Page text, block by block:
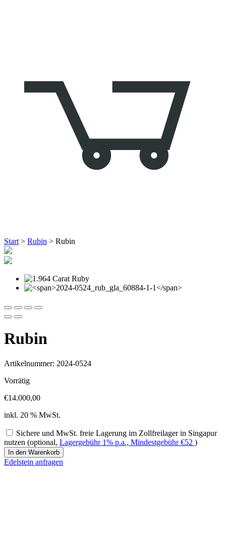
Start > Rubin > Rubin
Rubin
Artikelnummer: 2024-0524
Vorrätig
€14.000,00
inkl. 20 % MwSt.
Sichere und MwSt. freie Lagerung im Zollfreilager in Singapur
nutzen (optional, Lagergebühr 1% p.a., Mindestgebühr€52 )
Rubin
Menge
In den Warenkorb
Edelstein anfragen